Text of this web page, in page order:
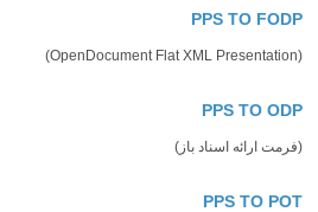
PPS TO FODP
(OpenDocument Flat XML Presentation)
PPS TO ODP
(فرمت ارائه اسناد باز)
PPS TO POT